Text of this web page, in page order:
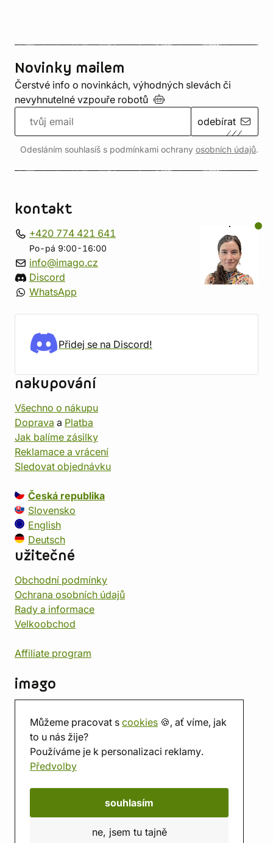
Můžeme pracovat s cookies 🍪, ať víme, jak
to u nás žije?
Používáme je k personalizaci reklamy.
Předvolby
souhlasím
ne, jsem tu tajně
Novinky mailem
Čerstvé info o novinkách, výhodných slevách či
nevyhnutelné vzpouře robotů
odebírat
Odesláním souhlasíš s podmínkami ochrany osobních údajů.
kontakt
+420 774 421 641
Po-pá 9:00-16:00
info@imago.cz
Discord
WhatsApp
Přidej se na Discord!
nakupování
Všechno o nákupu
Doprava a Platba
Jak balíme zásilky
Reklamace a vrácení
Sledovat objednávku
Česká republika
Slovensko
English
Deutsch
užitečné
Obchodní podmínky
Ochrana osobních údajů
Rady a informace
Velkoobchod
Affiliate program
imago
Prodejna
Herna
O nás
Hodnocení obchodu